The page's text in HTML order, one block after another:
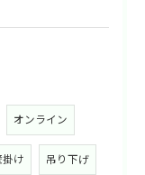
オンライン
掛け 吊り下げ